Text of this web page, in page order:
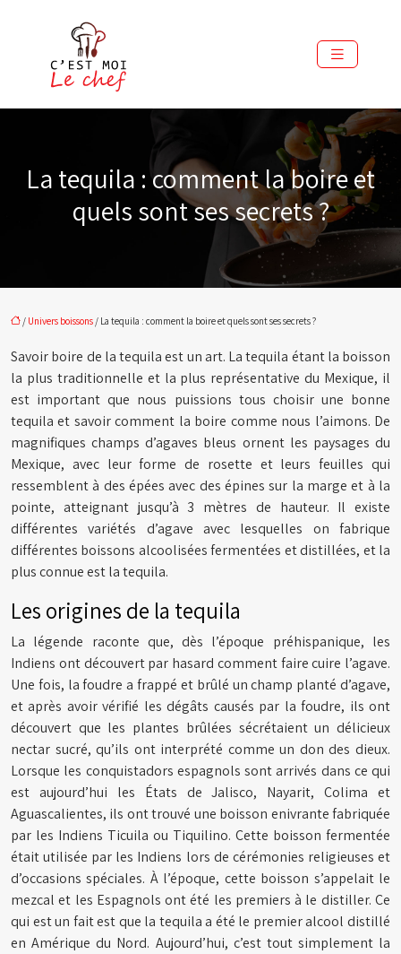
La tequila : comment la boire et
quels sont ses secrets ?
/ Univers boissons / La tequila : comment la boire et quels sont ses secrets ?
Savoir boire de la tequila est un art. La tequila étant la boisson
la plus traditionnelle et la plus représentative du Mexique, il
est important que nous puissions tous choisir une bonne
tequila et savoir comment la boire comme nous l’aimons. De
magnifiques champs d’agaves bleus ornent les paysages du
Mexique, avec leur forme de rosette et leurs feuilles qui
ressemblent à des épées avec des épines sur la marge et à la
pointe, atteignant jusqu’à 3 mètres de hauteur. Il existe
différentes variétés d’agave avec lesquelles on fabrique
différentes boissons alcoolisées fermentées et distillées, et la
plus connue est la tequila.
Les origines de la tequila
La légende raconte que, dès l’époque préhispanique, les
Indiens ont découvert par hasard comment faire cuire l’agave.
Une fois, la foudre a frappé et brûlé un champ planté d’agave,
et après avoir vérifié les dégâts causés par la foudre, ils ont
découvert que les plantes brûlées sécrétaient un délicieux
nectar sucré, qu’ils ont interprété comme un don des dieux.
Lorsque les conquistadors espagnols sont arrivés dans ce qui
est aujourd’hui les États de Jalisco, Nayarit, Colima et
Aguascalientes, ils ont trouvé une boisson enivrante fabriquée
par les Indiens Ticuila ou Tiquilino. Cette boisson fermentée
était utilisée par les Indiens lors de cérémonies religieuses et
d’occasions spéciales. À l’époque, cette boisson s’appelait le
mezcal et les Espagnols ont été les premiers à le distiller. Ce
qui est un fait est que la tequila a été le premier alcool distillé
en Amérique du Nord. Aujourd’hui, c’est tout simplement la